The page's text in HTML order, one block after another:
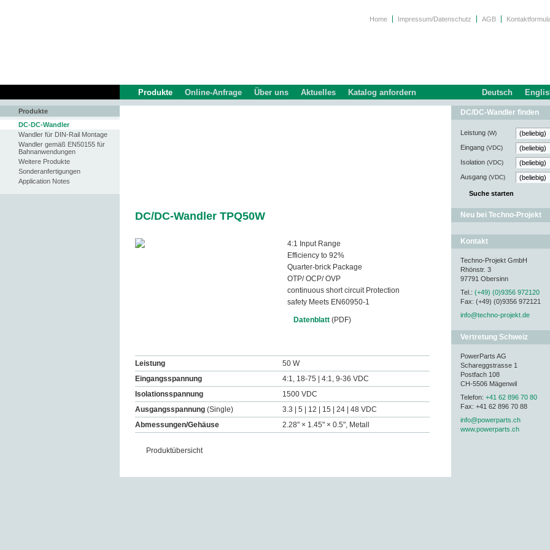
Home Impressum/Datenschutz AGB
Produkte Online-Anfrage Über uns Aktuelles Katalog anfordern Deutsch
Produkte
DC-DC-Wandler
Wandler für DIN-Rail Montage
Wandler gemäß EN50155 für
Bahnanwendungen
Weitere Produkte
Sonderanfertigungen
Application Notes
DC/DC-Wandler TPQ50W
4:1 Input Range
Efficiency to 92%
Quarter-brick Package
OTP/ OCP/ OVP
continuous short circuit Protection
safety Meets EN60950-1
Datenblatt (PDF)
Leistung
50 W
Eingangsspannung
4:1, 18-75 | 4:1, 9-36 VDC
Isolationsspannung
1500 VDC
Ausgangsspannung (Single)
3.3 | 5 | 12 | 15 | 24 | 48 VDC
Abmessungen/Gehäuse
2.28" × 1.45" × 0.5", Metall
Produktübersicht
DC/DC-Wandler finden
Leistung (W)
Eingang (VDC)
Isolation (VDC)
Ausgang (VDC)
Neu bei Techno-Projekt
Kontakt
Techno-Projekt GmbH
Rhönstr. 3
97791 Obersinn
Tel.: (+49) (0)9356 972120
Fax: (+49) (0)9356 972121
info@techno-projekt.de
Vertretung Schweiz
PowerParts AG
Schareggstrasse 1
Postfach 108
CH-5506 Mägenwil
Telefon: +41 62 896 70 80
Fax: +41 62 896 70 88
info@powerparts.ch
www.powerparts.ch